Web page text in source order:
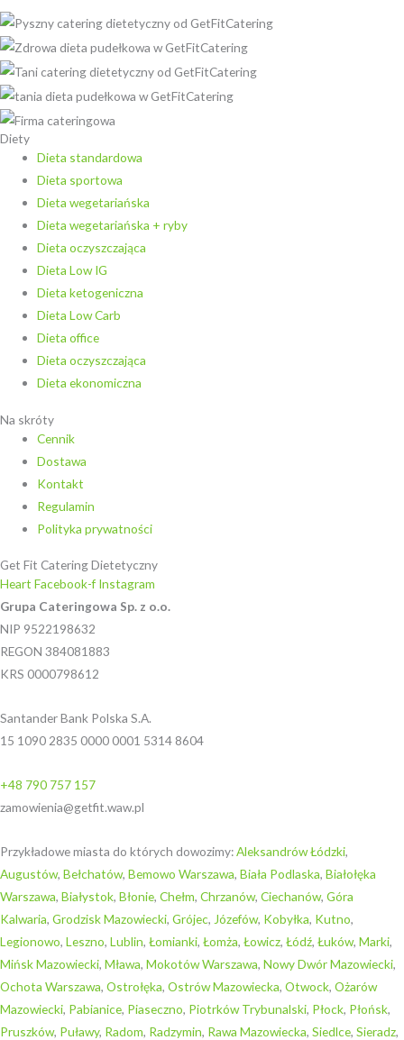
Diety
Dieta standardowa
Dieta sportowa
Dieta wegetariańska
Dieta wegetariańska + ryby
Dieta oczyszczająca
Dieta Low IG
Dieta ketogeniczna
Dieta Low Carb
Dieta office
Dieta oczyszczająca
Dieta ekonomiczna
Na skróty
Cennik
Dostawa
Kontakt
Regulamin
Polityka prywatności
Get Fit Catering Dietetyczny
Heart Facebook-f Instagram
Grupa Cateringowa Sp. z o.o.
NIP 9522198632
REGON 384081883
KRS 0000798612
Santander Bank Polska S.A.
15 1090 2835 0000 0001 5314 8604
+48 790 757 157
zamowienia@getfit.waw.pl
Przykładowe miasta do których dowozimy:Aleksandrów Łódzki,
Augustów, Bełchatów, Bemowo Warszawa, Biała Podlaska, Białołęka
Warszawa, Białystok, Błonie, Chełm, Chrzanów, Ciechanów, Góra
Kalwaria, Grodzisk Mazowiecki, Grójec, Józefów, Kobyłka, Kutno,
Legionowo, Leszno, Lublin, Łomianki, Łomża, Łowicz, Łódź, Łuków, Marki,
Mińsk Mazowiecki, Mława, Mokotów Warszawa, Nowy Dwór Mazowiecki,
Ochota Warszawa, Ostrołęka, Ostrów Mazowiecka, Otwock, Ożarów
Mazowiecki, Pabianice, Piaseczno, Piotrków Trybunalski, Płock, Płońsk,
Pruszków, Puławy, Radom, Radzymin, Rawa Mazowiecka, Siedlce, Sieradz,